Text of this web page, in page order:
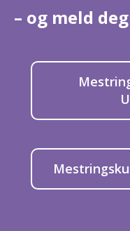
– og meld